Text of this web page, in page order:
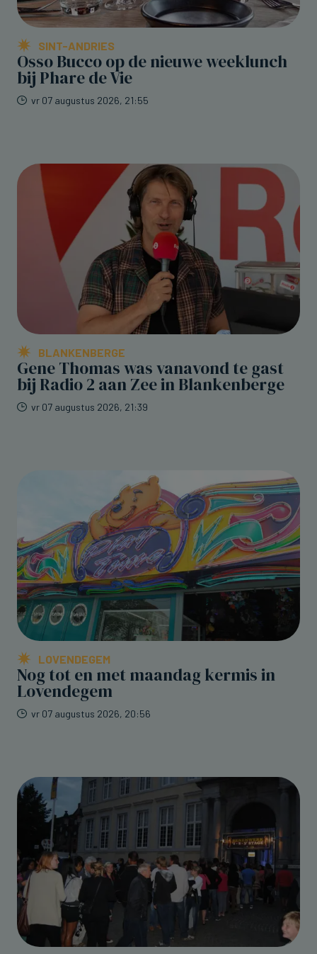
SINT-ANDRIES
Osso Bucco op de nieuwe weeklunch
bij Phare de Vie
vr 07 augustus 2026, 21:55
BLANKENBERGE
Gene Thomas was vanavond te gast
bij Radio 2 aan Zee in Blankenberge
vr 07 augustus 2026, 21:39
LOVENDEGEM
Nog tot en met maandag kermis in
Lovendegem
vr 07 augustus 2026, 20:56